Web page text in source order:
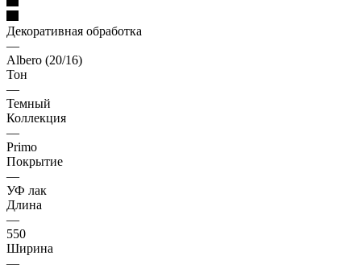
Декоративная обработка
—
Albero (20/16)
Тон
—
Темный
Коллекция
—
Primo
Покрытие
—
УФ лак
Длина
—
550
Ширина
—